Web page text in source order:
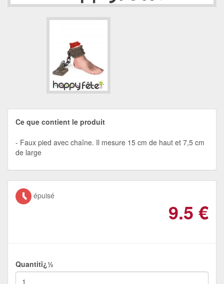
Ce que contient le produit
Faux pied avec chaîne. Il mesure 15 cm de haut et 7,5 cm
de large
épuisé
9.5 €
Quantitï¿½